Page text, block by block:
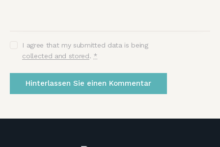
I agree that my submitted data is being
collected and stored. *